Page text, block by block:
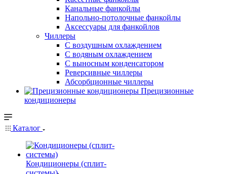
Канальные фанкойлы
Напольно-потолочные фанкойлы
Аксессуары для фанкойлов
Чиллеры
С воздушным охлаждением
С водяным охлаждением
С выносным конденсатором
Реверсивные чиллеры
Абсорбционные чиллеры
Прецизионные
кондиционеры
Каталог
Кондиционеры (сплит-